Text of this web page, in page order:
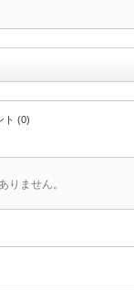
ト (0)
りません。